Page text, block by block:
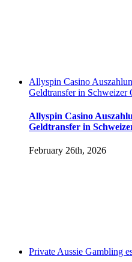
Allyspin Casino
Geldtransfer in Schweizer
Allyspin Casino
Geldtransfer in
February 26th, 2026
Private Aussie Gambling